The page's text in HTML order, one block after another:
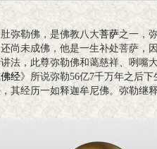
弥勒佛，是佛教八大菩萨之一，
尚未成佛，他是一生补处菩萨，
法，此尊弥勒佛和蔼慈祥、咧嘴
佛经》所说弥勒56亿7千万年之后
其经历一如释迦牟尼佛。弥勒继